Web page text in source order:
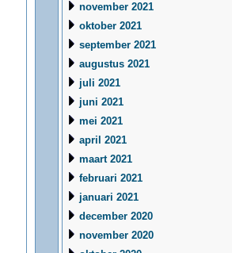
november 2021
oktober 2021
september 2021
augustus 2021
juli 2021
juni 2021
mei 2021
april 2021
maart 2021
februari 2021
januari 2021
december 2020
november 2020